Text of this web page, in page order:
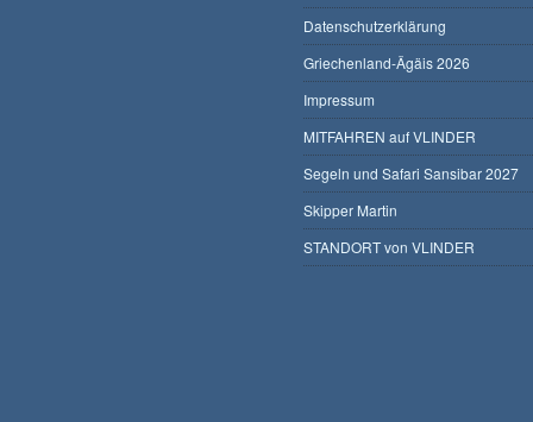
Datenschutzerklärung
Griechenland-Ägäis 2026
Impressum
MITFAHREN auf VLINDER
Segeln und Safari Sansibar 2027
Skipper Martin
STANDORT von VLINDER